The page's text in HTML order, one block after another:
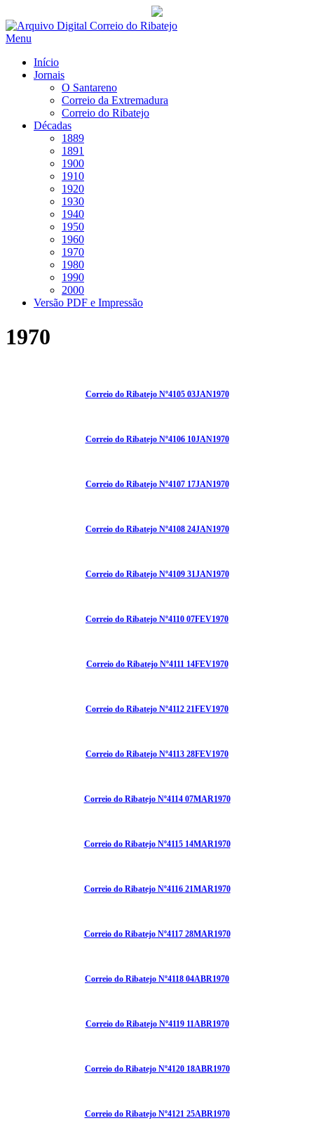
Saltar
para
Menu
Início
Jornais
O Santareno
Correio da Extremadura
Correio do Ribatejo
Décadas
1889
1891
1900
1910
1920
1930
1940
1950
1960
1970
1980
1990
2000
Versão PDF e Impressão
1970
Correio do Ribatejo Nº4105 03JAN1970
Correio do Ribatejo Nº4106 10JAN1970
Correio do Ribatejo Nº4107 17JAN1970
Correio do Ribatejo Nº4108 24JAN1970
Correio do Ribatejo Nº4109 31JAN1970
Correio do Ribatejo Nº4110 07FEV1970
Correio do Ribatejo Nº4111 14FEV1970
Correio do Ribatejo Nº4112 21FEV1970
Correio do Ribatejo Nº4113 28FEV1970
Correio do Ribatejo Nº4114 07MAR1970
Correio do Ribatejo Nº4115 14MAR1970
Correio do Ribatejo Nº4116 21MAR1970
Correio do Ribatejo Nº4117 28MAR1970
Correio do Ribatejo Nº4118 04ABR1970
Correio do Ribatejo Nº4119 11ABR1970
Correio do Ribatejo Nº4120 18ABR1970
Correio do Ribatejo Nº4121 25ABR1970